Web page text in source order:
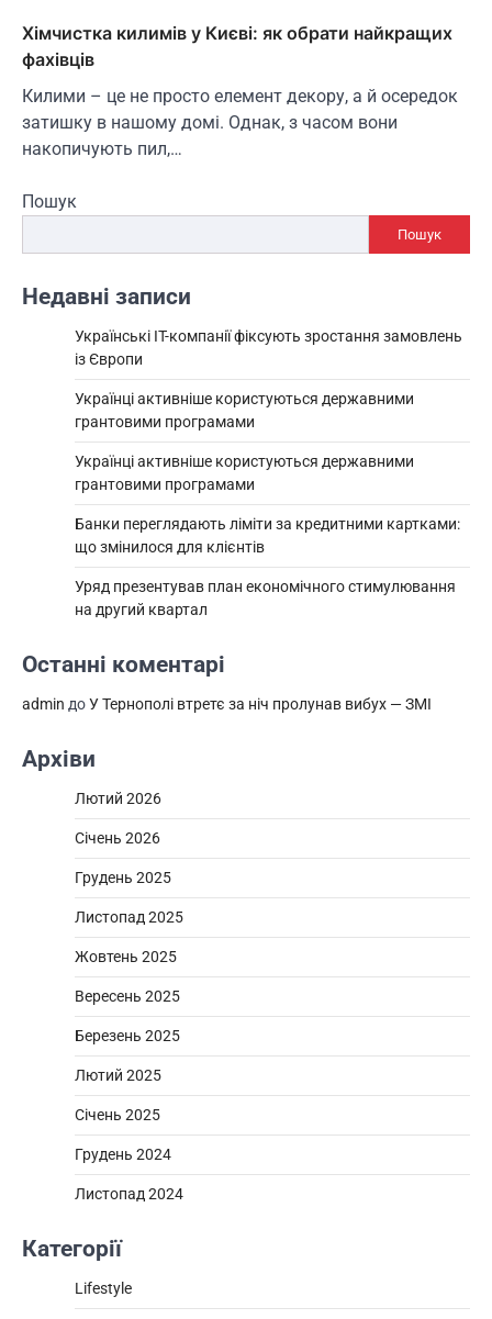
Хімчистка килимів у Києві: як обрати найкращих
фахівців
Килими – це не просто елемент декору, а й осередок
затишку в нашому домі. Однак, з часом вони
накопичують пил,…
Пошук
Пошук
Недавні записи
Українські IT-компанії фіксують зростання замовлень
із Європи
Українці активніше користуються державними
грантовими програмами
Українці активніше користуються державними
грантовими програмами
Банки переглядають ліміти за кредитними картками:
що змінилося для клієнтів
Уряд презентував план економічного стимулювання
на другий квартал
Останні коментарі
admin доУ Тернополі втретє за ніч пролунав вибух — ЗМІ
Архіви
Лютий 2026
Січень 2026
Грудень 2025
Листопад 2025
Жовтень 2025
Вересень 2025
Березень 2025
Лютий 2025
Січень 2025
Грудень 2024
Листопад 2024
Категорії
Lifestyle